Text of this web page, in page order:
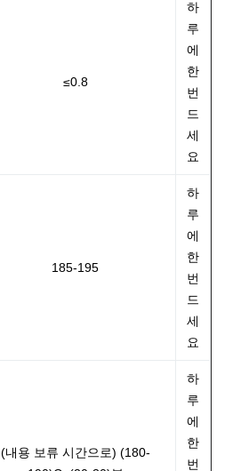
≤0.8
하
루
에
한
번
드
세
요
185-195
하
루
에
한
번
드
세
요
(내용 보류 시간으로) (180-
하
루
에
한
번